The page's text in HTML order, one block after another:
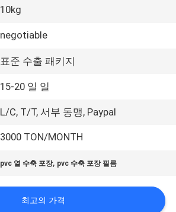
10kg
negotiable
표준 수출 패키지
15-20 일 일
L/C, T/T, 서부 동맹, Paypal
3000 TON/MONTH
pvc 열 수축 포장, pvc 수축 포장 필름
최고의 가격